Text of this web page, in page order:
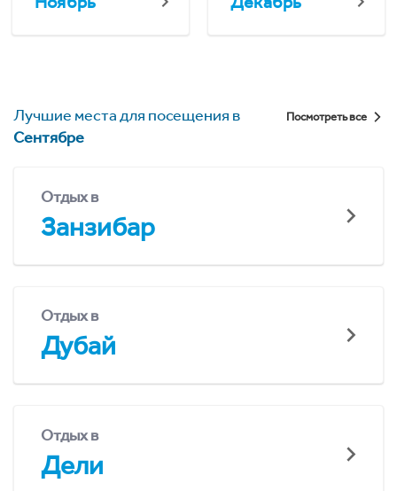
Лучшие места для посещения в
Сентябре
Посмотреть все
Отдых в
Занзибар
Отдых в
Дубай
Отдых в
Дели